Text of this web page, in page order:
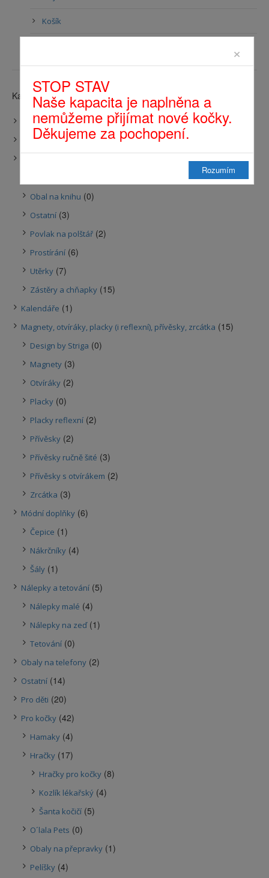
Košík
Kategorie produktů
Akce (13)
Dárkové sady (0)
Obal na knihu (0)
Ostatní (3)
Povlak na polštář (2)
Prostírání (6)
Utěrky (7)
Zástěry a chňapky (15)
Kalendáře (1)
Magnety, otvíráky, placky (i reflexní), přívěsky, zrcátka (15)
Design by Striga (0)
Magnety (3)
Otvíráky (2)
Placky (0)
Placky reflexní (2)
Přívěsky (2)
Přívěsky ručně šité (3)
Přívěsky s otvírákem (2)
Zrcátka (3)
Módní doplňky (6)
Čepice (1)
Nákrčníky (4)
Šály (1)
Nálepky a tetování (5)
Nálepky malé (4)
Nálepky na zeď (1)
Tetování (0)
Obaly na telefony (2)
Ostatní (14)
Pro děti (20)
Pro kočky (42)
Hamaky (4)
Hračky (17)
Hračky pro kočky (8)
Kozlík lékařský (4)
Šanta kočičí (5)
O´lala Pets (0)
Obaly na přepravky (1)
Pelíšky (4)
×
STOP STAV
Naše kapacita je naplněna a
nemůžeme přijímat nové kočky.
Děkujeme za pochopení.
Rozumím